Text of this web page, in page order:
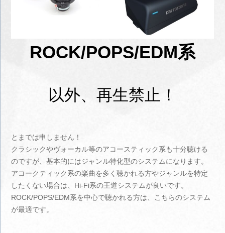
ROCK/POPS/EDM系
以外、再生禁止！
とまでは申しません！
クラシックやヴォーカル等のアコースティック系も十分聴ける
のですが、基本的にはジャンル特化型のシステムになります。
アコークティック系の楽曲を多く聴かれる方やジャンルを特定
したくない場合は、Hi-Fi系の王道システムが良いです。
ROCK/POPS/EDM系を中心で聴かれる方は、こちらのシステム
が最適です。